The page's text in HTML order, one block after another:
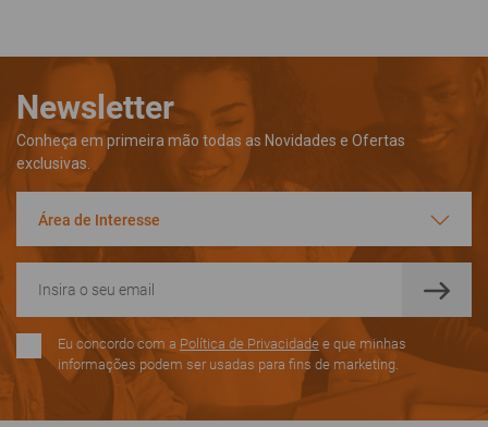
Newsletter
Conheça em primeira mão todas as Novidades e Ofertas
exclusivas.
Área de Interesse
Eu concordo com a Política de Privacidade e que minhas
informações podem ser usadas para fins de marketing.